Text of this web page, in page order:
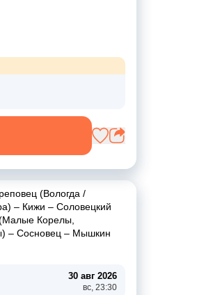
(Вологда /
– Кижи – Соловецкий
Корелы,
– Сосновец – Мышкин
30 авг 2026
вс, 23:30